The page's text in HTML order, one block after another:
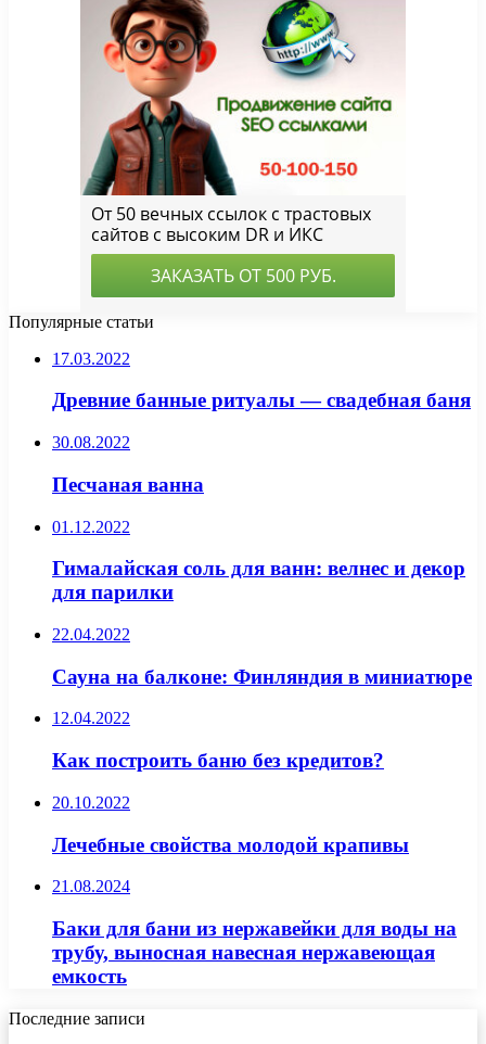
Популярные статьи
17.03.2022
Древние банные ритуалы — свадебная баня
30.08.2022
Песчаная ванна
01.12.2022
Гималайская соль для ванн: велнес и декор
для парилки
22.04.2022
Сауна на балконе: Финляндия в миниатюре
12.04.2022
Как построить баню без кредитов?
20.10.2022
Лечебные свойства молодой крапивы
21.08.2024
Баки для бани из нержавейки для воды на
трубу, выносная навесная нержавеющая
емкость
Последние записи